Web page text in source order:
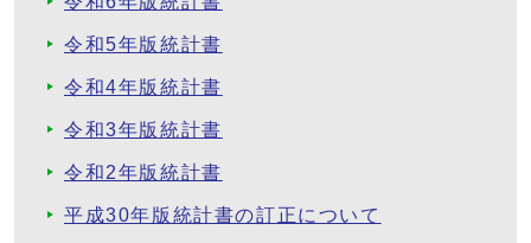
令和5年版統計書
令和4年版統計書
令和3年版統計書
令和2年版統計書
平成30年版統計書の訂正について